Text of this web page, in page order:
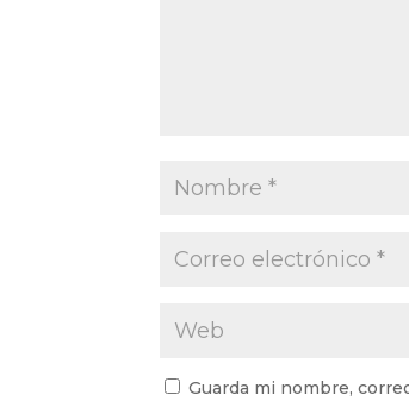
Guarda mi nombre,